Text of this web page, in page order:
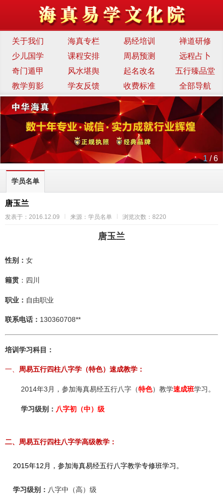
关于我们 海真专栏 易经培训
禅道研修
少儿国学
课程安排 周易预测
远程占卜
奇门遁甲
风水堪舆 起名改名
五行臻品堂
教学剪影
学友反馈 收费标准 全部导航
1 / 6
学员名单
唐玉兰
发表于：2016.12.09 来源：学员名单 浏览次数：8220
唐玉兰
性别： 女
籍贯 ：四川
职业： 自由职业
联系电话： 130360708**
培训学习科目：
一、 周易五行四柱八字学（特色）速成教学：
2014年3月，参加海真易经五行八字（特色）教学速成班学习。
学习级别： 八字初（中）级
二、周易五行四柱八字学高级教学：
2015年12月， 参加海真易经五行八字教学专修班学习。
学习级别： 八字中（高）级